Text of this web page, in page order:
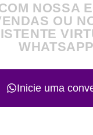
NOSSA
OU
Inicie uma